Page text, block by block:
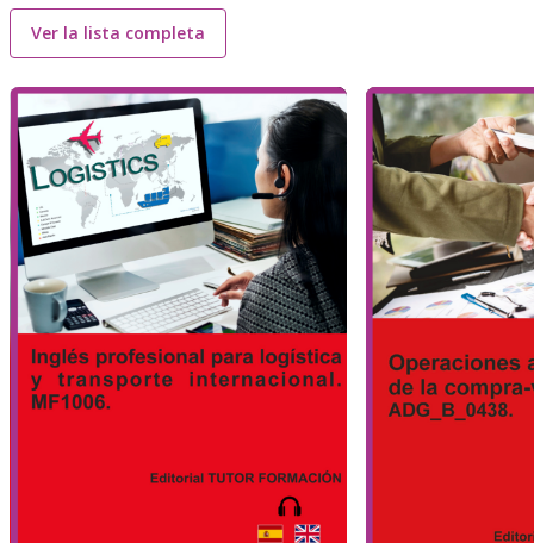
Ver la lista completa